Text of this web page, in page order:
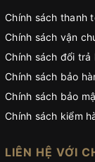
Chính sách thanh
Chính sách vận
Chính sách đổi trả
Chính sách bảo
Chính sách bảo
Chính sách kiểm
LIÊN HỆ VỚI